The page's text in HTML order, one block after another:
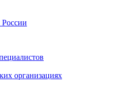
России
организациях